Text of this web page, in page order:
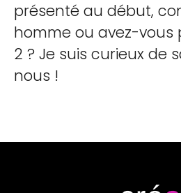
présenté au début,
homme ou avez-vous
2 ? Je suis curieux de
nous !